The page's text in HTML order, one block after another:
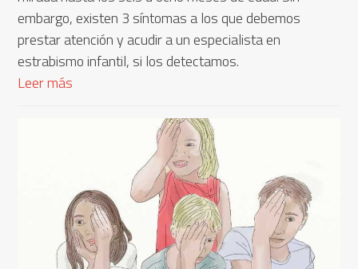
embargo, existen 3 síntomas a los que debemos
prestar atención y acudir a un especialista en
estrabismo infantil, si los detectamos.
Leer más